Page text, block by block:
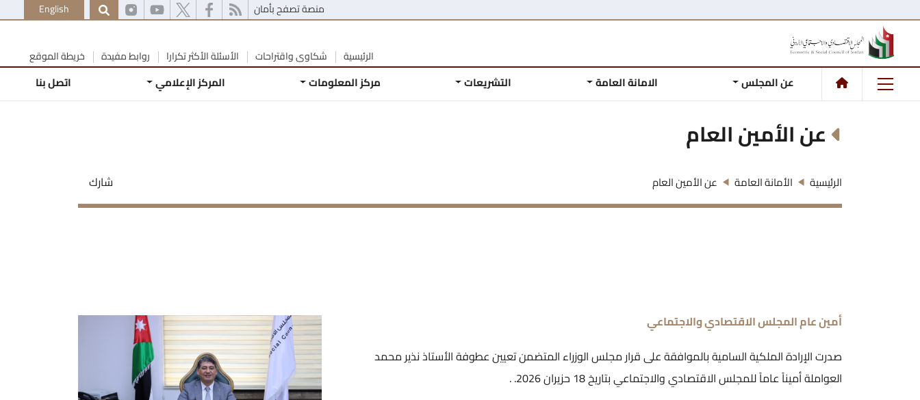
منصة تصفح بأمان English
الرئيسية شكاوى واقتراحات الأسئلة الأكثر تكرارا روابط مفيدة خريطة الموقع
عن المجلس الامانة العامة التشريعات مركز المعلومات المركز الإعلامي اتصل بنا
عن الأمين العام
الرئيسية الأمانة العامة عن الأمين العام شارك
أمين عام المجلس الاقتصادي والاجتماعي
صدرت الإرادة الملكية السامية بالموافقة على قرار مجلس الوزراء المتضمن تعيين عطوفة الأستاذ نذير محمد
العواملة أميناً عاماً للمجلس الاقتصادي والاجتماعي بتاريخ 18 حزيران 2026. .